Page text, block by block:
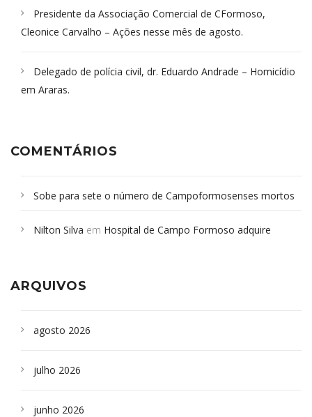
Presidente da Associação Comercial de CFormoso,
Cleonice Carvalho – Ações nesse mês de agosto.
Delegado de polícia civil, dr. Eduardo Andrade – Homicídio
em Araras.
COMENTÁRIOS
Sobe para sete o número de Campoformosenses mortos
Campoformosenses que morreram em desabamentos são
Nilton Silva em Hospital de Campo Formoso adquire
ARQUIVOS
agosto 2026
julho 2026
junho 2026